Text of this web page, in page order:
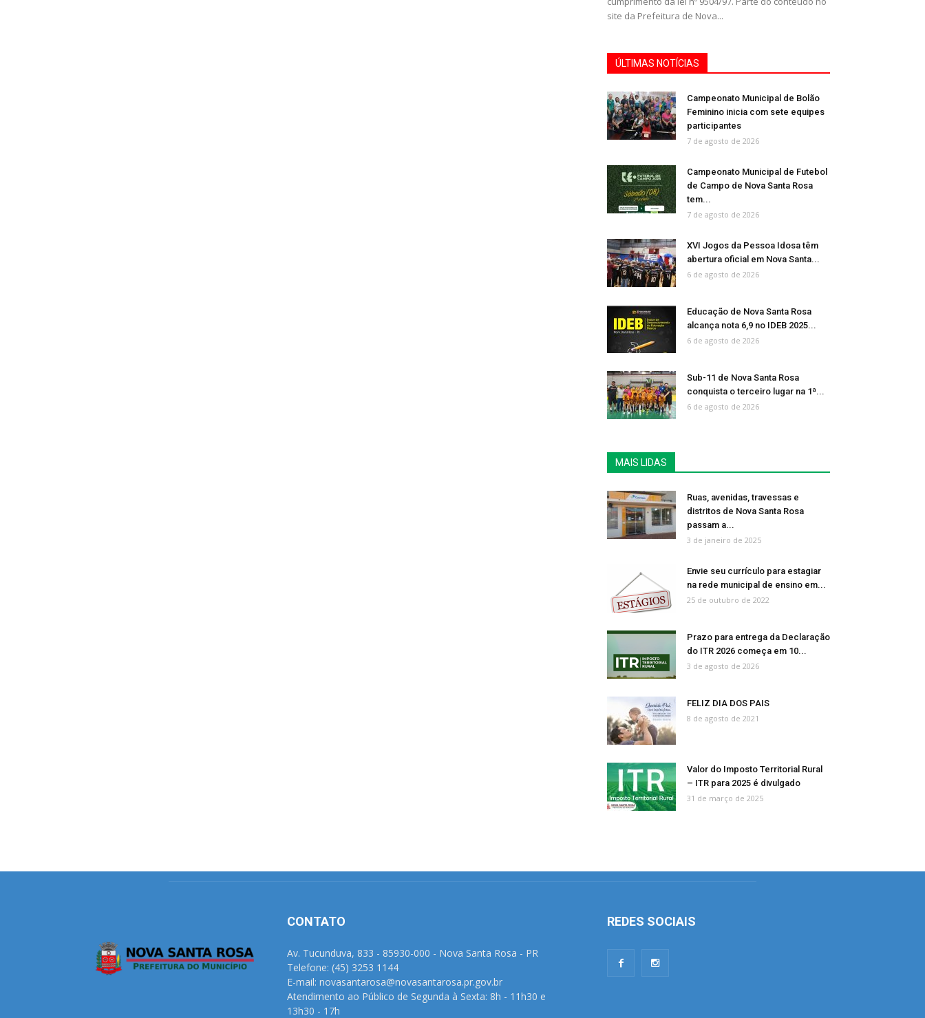
site da Prefeitura de Nova...
ÚLTIMAS NOTÍCIAS
Campeonato Municipal de Bolão
Feminino inicia com sete equipes
participantes
7 de agosto de 2026
Campeonato Municipal de Futebol
de Campo de Nova Santa Rosa
tem...
7 de agosto de 2026
XVI Jogos da Pessoa Idosa têm
abertura oficial em Nova Santa...
6 de agosto de 2026
Educação de Nova Santa Rosa
alcança nota 6,9 no IDEB 2025...
6 de agosto de 2026
Sub-11 de Nova Santa Rosa
conquista o terceiro lugar na 1ª...
6 de agosto de 2026
MAIS LIDAS
Ruas, avenidas, travessas e
distritos de Nova Santa Rosa
passam a...
3 de janeiro de 2025
Envie seu currículo para estagiar
na rede municipal de ensino em...
25 de outubro de 2022
Prazo para entrega da Declaração
do ITR 2026 começa em 10...
3 de agosto de 2026
FELIZ DIA DOS PAIS
8 de agosto de 2021
Valor do Imposto Territorial Rural
– ITR para 2025 é divulgado
31 de março de 2025
CONTATO
Av. Tucunduva, 833 - 85930-000 - Nova Santa Rosa - PR
Telefone: (45) 3253 1144
E-mail: novasantarosa@novasantarosa.pr.gov.br
Atendimento ao Público de Segunda à Sexta: 8h - 11h30 e
13h30 - 17h
REDES SOCIAIS